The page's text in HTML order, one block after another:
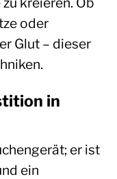
oder
Glut – dieser
in
er ist
ein